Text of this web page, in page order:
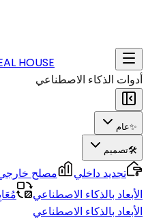
HOUSE
أدوات الذكاء الاصطناعي
✨عام
🛠️تصميم
تجديد داخلي مصلح
الأبعاد بالذكاء الاصطناعي
الأبعاد بالذكاء الاصطناعي